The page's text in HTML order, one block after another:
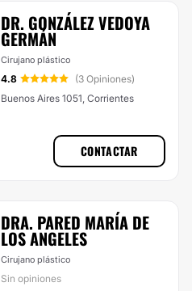
DR. GONZÁLEZ VEDOYA
GERMÁN
Cirujano plástico
4.8
(3 Opiniones)
Buenos Aires 1051, Corrientes
CONTACTAR
DRA. PARED MARÍA DE
LOS ANGELES
Cirujano plástico
Sin opiniones